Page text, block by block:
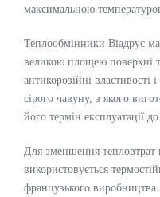
максимальною
Теплообмінники Віадрус
великою площею поверхні
антикорозійні
сірого чавуну, з якого
його термін експлуатації
Для зменшення тепловтрат
використовується
французького